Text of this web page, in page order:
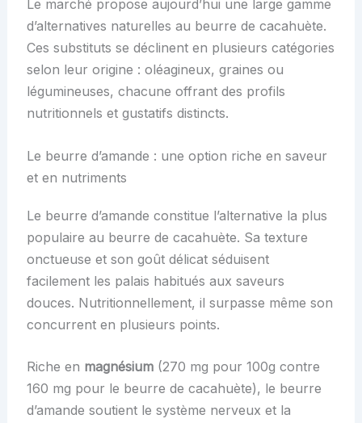
Le marché propose aujourd’hui une large gamme
d’alternatives naturelles au beurre de cacahuète.
Ces substituts se déclinent en plusieurs catégories
selon leur origine : oléagineux, graines ou
légumineuses, chacune offrant des profils
nutritionnels et gustatifs distincts.
Le beurre d’amande : une option riche en saveur
et en nutriments
Le beurre d’amande constitue l’alternative la plus
populaire au beurre de cacahuète. Sa texture
onctueuse et son goût délicat séduisent
facilement les palais habitués aux saveurs
douces. Nutritionnellement, il surpasse même son
concurrent en plusieurs points.
Riche en magnésium(270 mg pour 100g contre
160 mg pour le beurre de cacahuète), le beurre
d’amande soutient le système nerveux et la